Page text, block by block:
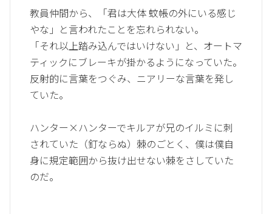
教員仲間から、「君は大体 蚊帳の外にいる感じ
やな」と言われたことを忘れられない。
「それ以上踏み込んではいけない」と、オートマ
ティックにブレーキが掛かるようになっていた。
反射的に言葉をつぐみ、ニアリーな言葉を発し
ていた。
ハンター×ハンターでキルアが兄のイルミに刺
されていた（釘ならぬ）棘のごとく、僕は僕自
身に規定範囲から抜け出せない棘をさしていた
のだ。